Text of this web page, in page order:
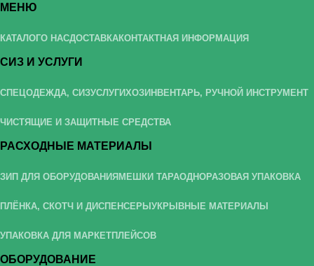
МЕНЮ
КАТАЛОГО НАСДОСТАВКАКОНТАКТНАЯ ИНФОРМАЦИЯ
СИЗ И УСЛУГИ
СПЕЦОДЕЖДА, СИЗУСЛУГИХОЗИНВЕНТАРЬ, РУЧНОЙ ИНСТРУМЕНТ
ЧИСТЯЩИЕ И ЗАЩИТНЫЕ СРЕДСТВА
РАСХОДНЫЕ МАТЕРИАЛЫ
ЗИП ДЛЯ ОБОРУДОВАНИЯМЕШКИ ТАРАОДНОРАЗОВАЯ УПАКОВКА
ПЛЁНКА, СКОТЧ И ДИСПЕНСЕРЫУКРЫВНЫЕ МАТЕРИАЛЫ
УПАКОВКА ДЛЯ МАРКЕТПЛЕЙСОВ
ОБОРУДОВАНИЕ